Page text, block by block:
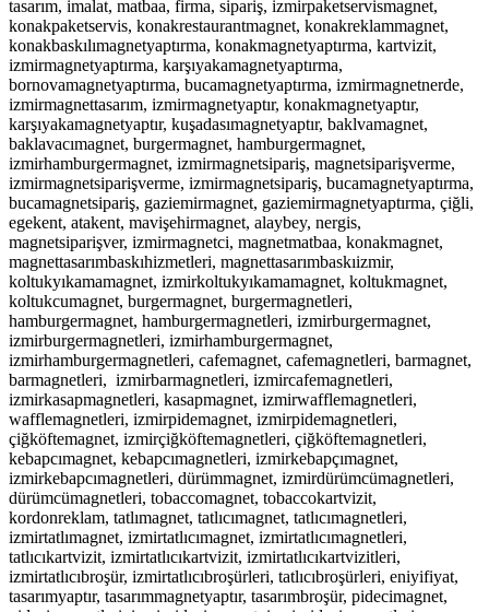
tasarım, imalat, matbaa, firma, sipariş, izmirpaketservismagnet,
konakpaketservis, konakrestaurantmagnet, konakreklammagnet,
konakbaskılımagnetyaptırma, konakmagnetyaptırma, kartvizit,
izmirmagnetyaptırma, karşıyakamagnetyaptırma,
bornovamagnetyaptırma, bucamagnetyaptırma, izmirmagnetnerde,
izmirmagnettasarım, izmirmagnetyaptır, konakmagnetyaptır,
karşıyakamagnetyaptır, kuşadasımagnetyaptır, baklvamagnet,
baklavacımagnet, burgermagnet, hamburgermagnet,
izmirhamburgermagnet, izmirmagnetsipariş, magnetsiparişverme,
izmirmagnetsiparişverme, izmirmagnetsipariş, bucamagnetyaptırma,
bucamagnetsipariş, gaziemirmagnet, gaziemirmagnetyaptırma, çiğli,
egekent, atakent, mavişehirmagnet, alaybey, nergis,
magnetsiparişver, izmirmagnetci, magnetmatbaa, konakmagnet,
magnettasarımbaskıhizmetleri, magnettasarımbaskıizmir,
koltukyıkamamagnet, izmirkoltukyıkamamagnet, koltukmagnet,
koltukcumagnet, burgermagnet, burgermagnetleri,
hamburgermagnet, hamburgermagnetleri, izmirburgermagnet,
izmirburgermagnetleri, izmirhamburgermagnet,
izmirhamburgermagnetleri, cafemagnet, cafemagnetleri, barmagnet,
barmagnetleri, izmirbarmagnetleri, izmircafemagnetleri,
izmirkasapmagnetleri, kasapmagnet, izmirwafflemagnetleri,
wafflemagnetleri, izmirpidemagnet, izmirpidemagnetleri,
çiğköftemagnet, izmirçiğköftemagnetleri, çiğköftemagnetleri,
kebapcımagnet, kebapcımagnetleri, izmirkebapçımagnet,
izmirkebapcımagnetleri, dürümmagnet, izmirdürümcümagnetleri,
dürümcümagnetleri, tobaccomagnet, tobaccokartvizit,
kordonreklam, tatlımagnet, tatlıcımagnet, tatlıcımagnetleri,
izmirtatlımagnet, izmirtatlıcımagnet, izmirtatlıcımagnetleri,
tatlıcıkartvizit, izmirtatlıcıkartvizit, izmirtatlıcıkartvizitleri,
izmirtatlıcıbroşür, izmirtatlıcıbroşürleri, tatlıcıbroşürleri, eniyifiyat,
tasarımyaptır, tasarımmagnetyaptır, tasarımbroşür, pidecimagnet,